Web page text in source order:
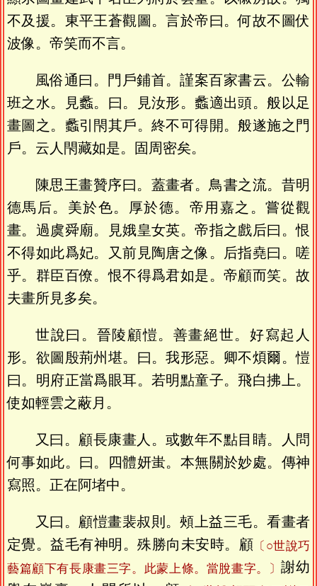
不及援。東平王蒼觀圖。言於帝曰。何故不圖伏
波像。帝笑而不言。
風俗通曰。門戶鋪首。謹案百家書云。公輸
班之水。見蠡。曰。見汝形。蠡適出頭。般以足
畫圖之。蠡引閇其戶。終不可得開。般遂施之門
戶。云人閇藏如是。固周密矣。
陳思王畫贊序曰。蓋畫者。鳥書之流。昔明
德馬后。美於色。厚於德。帝用嘉之。嘗從觀
畫。過虞舜廟。見娥皇女英。帝指之戲后曰。恨
不得如此爲妃。又前見陶唐之像。后指堯曰。嗟
乎。群臣百僚。恨不得爲君如是。帝顧而笑。故
夫畫所見多矣。
世說曰。晉陵顧愷。善畫絕世。好寫起人
形。欲圖殷荊州堪。曰。我形惡。卿不煩爾。愷
曰。明府正當爲眼耳。若明點童子。飛白拂上。
使如輕雲之蔽月。
又曰。顧長康畫人。或數年不點目睛。人問
何事如此。曰。四體妍蚩。本無關於妙處。傳神
寫照。正在阿堵中。
又曰。顧愷畫裴叔則。頰上益三毛。看畫者
定覺。益毛有神明。殊勝向未安時。顧 〔○世說巧
藝篇顧下有長康畫三字。此蒙上條。當脫畫字。〕謝幼